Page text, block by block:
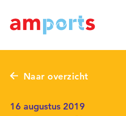
Naar overzicht
16 augustus 2019